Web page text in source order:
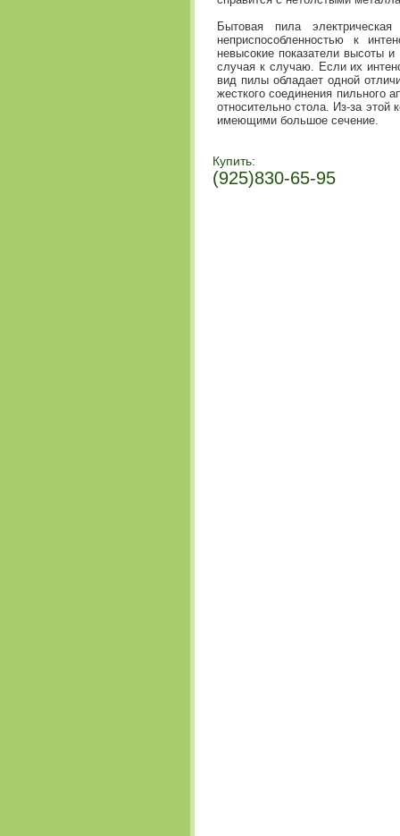
Бытовая пила
неприспособленностью к
невысокие показатели высоты
случая к случаю. Если их
вид пилы обладает одной
жесткого соединения пильного
относительно стола. Из-за этой
имеющими большое сечение.
Купить:
(925)830-65-95